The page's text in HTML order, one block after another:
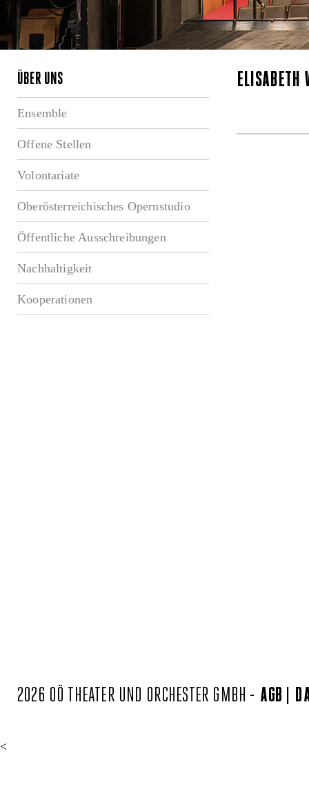
ÜBER UNS
Ensemble
Offene Stellen
Volontariate
Oberösterreichisches Opernstudio
Öffentliche Ausschreibungen
Nachhaltigkeit
Kooperationen
ELISABETH
2026 OÖ THEATER UND ORCHESTER GMBH - AGB
<